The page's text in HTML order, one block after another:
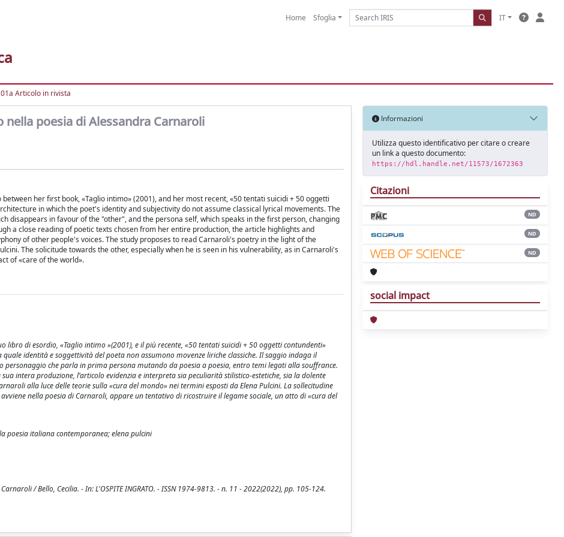
Home Sfoglia IT
01a Articolo in rivista
poesia di Alessandra Carnaroli
her first book, «Taglio intimo» (2001), and her most recent, «50 tentati suicidi + 50 oggetti
in which the poet's identity and subjectivity do not assume classical lyrical movements. The
disappears in favour of the "other", and the persona self, which speaks in the first person, changing
a close reading of poetic texts chosen from her entire production, the article highlights and
of other people's voices. The study proposes to read Carnaroli's poetry in the light of the
The solicitude towards the other, especially when he is seen in his vulnerability, as in Carnaroli's
of «care of the world».
libro di esordio, «Taglio intimo »(2001), e il più recente, «50 tentati suicidi + 50 oggetti contundenti»
identità e soggettività del poeta non assumono movenze liriche classiche. Il saggio indaga il
personaggio che parla in prima persona mutando da poesia a poesia, entro temi legati alla souffrance.
intera produzione, l’articolo evidenzia e interpreta sia peculiarità stilistico-estetiche, sia la dolente
alla luce delle teorie sulla «cura del mondo» nei termini esposti da Elena Pulcini. La sollecitudine
nella poesia di Carnaroli, appare un tentativo di ricostruire il legame sociale, un atto di «cura del
poesia italiana contemporanea; elena pulcini
/ Bello, Cecilia. - In: L'OSPITE INGRATO. - ISSN 1974-9813. - n. 11 - 2022(2022), pp. 105-124.
Informazioni
Utilizza questo identificativo per citare o creare
un link a questo documento:
https://hdl.handle.net/11573/1672363
Citazioni
ND
ND
ND
social impact